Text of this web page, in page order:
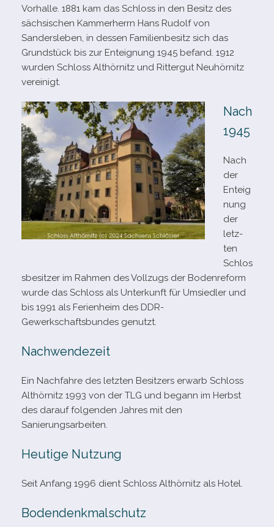
Vorhalle. 1881 kam das Schloss in den Besitz des
säch­si­schen Kammerherrn Hans Rudolf von
Sandersleben, in des­sen Familienbesitz sich das
Grundstück bis zur Enteignung 1945 befand. 1912
wur­den Schloss Althörnitz und Rittergut Neuhörnitz
vereinigt.
Nach
1945
Nach
der
Enteig
nung
der
letz­
ten
Schlos
sbesitzer im Rahmen des Vollzugs der Bodenreform
wurde das Schloss als Unterkunft für Umsiedler und
bis 1991 als Ferienheim des DDR-​
Gewerkschaftsbundes genutzt.
Nachwendezeit
Ein Nachfahre des letz­ten Besitzers erwarb Schloss
Althörnitz 1993 von der TLG und begann im Herbst
des dar­auf fol­gen­den Jahres mit den
Sanierungsarbeiten.
Heutige Nutzung
Seit Anfang 1996 dient Schloss Althörnitz als Hotel.
Bodendenkmalschutz